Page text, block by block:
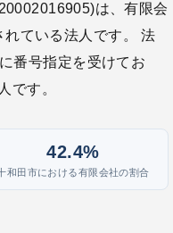
は、有限会
ている法人です。 法
番号指定を受けてお
です。
42.4%
和田市における有限会社の割合